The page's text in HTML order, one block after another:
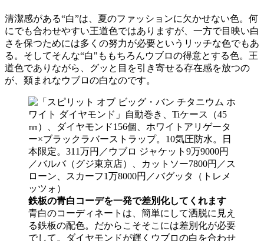
清潔感がある“白”は、夏のファッションに欠かせない色。何
にでも合わせやすい王道色ではありますが、一方で目映い白
さを保つためには多くの努力が必要というリッチな色でもあ
る。そしてそんな“白"ももちろんウブロの得意とする色。王
道色でありながら、グッと目を引き寄せる存在感を放つの
が、類まれなウブロの白なのです。
鉄板の青白コーデを一発で差別化してくれます
青白のコーディネートは、簡単にして洒脱に見え
る鉄板の配色。だからこそそこには差別化が必要
でして。ダイヤモンドが輝くウブロの白を合わせ